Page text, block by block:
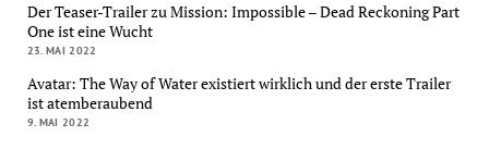
Der Teaser-Trailer zu Mission: Impossible – Dead Reckoning Part
One ist eine Wucht
23. MAI 2022
Avatar: The Way of Water existiert wirklich und der erste Trailer
ist atemberaubend
9. MAI 2022